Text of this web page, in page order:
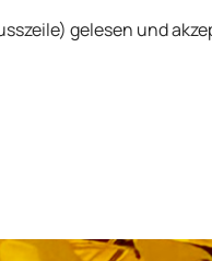
gelesen und